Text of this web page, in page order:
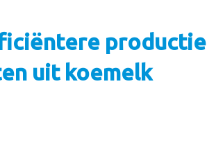
productie
uit koemelk